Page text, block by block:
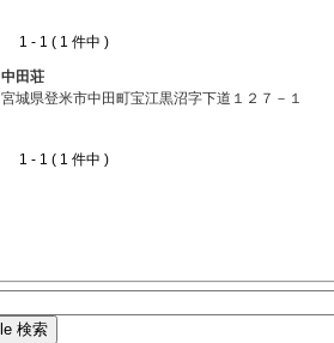
1 - 1 ( 1 件中 )
中田荘
宮城県登米市中田町宝江黒沼字下道１２７－１
1 - 1 ( 1 件中 )